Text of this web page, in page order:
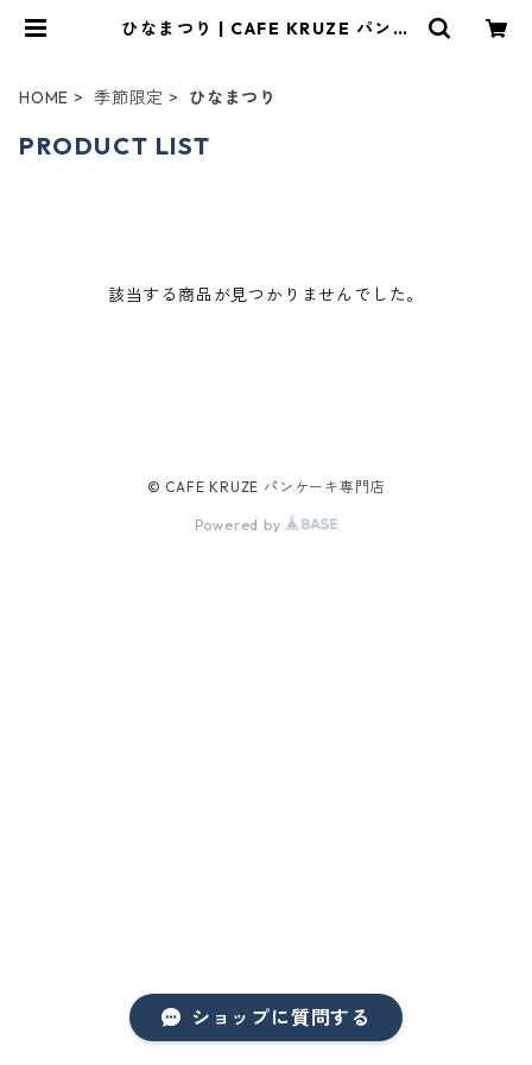
ひなまつり | CAFE KRUZE パンケ
HOME 季節限定 ひなまつり
PRODUCT LIST
該当する商品が見つかりませんでした。
© CAFE KRUZE パンケーキ専門店
Powered by
ショップに質問する